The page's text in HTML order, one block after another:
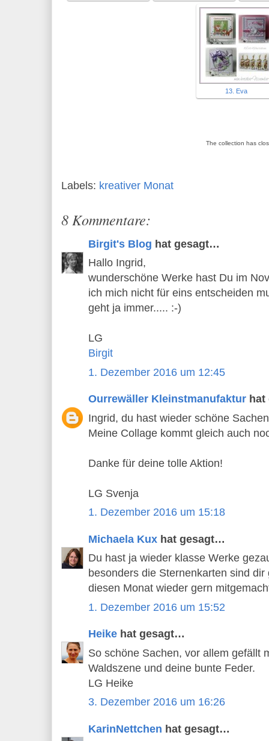
13. Eva
The collection has
Labels: kreativer Monat
8 Kommentare:
Birgit's Blog hat gesagt…
Hallo Ingrid,
wunderschöne Werke hast Du im
ich mich nicht für eins entscheiden
geht ja immer..... :-)
LG
Birgit
1. Dezember 2016 um 12:45
Ourrewäller Kleinstmanufaktur
Ingrid, du hast wieder schöne
Meine Collage kommt gleich auch
Danke für deine tolle Aktion!
LG Svenja
1. Dezember 2016 um 15:18
Michaela Kux hat gesagt…
Du hast ja wieder klasse Werke
besonders die Sternenkarten sind
diesen Monat wieder gern
1. Dezember 2016 um 15:52
Heike hat gesagt…
So schöne Sachen, vor allem gefällt
Waldszene und deine bunte Feder.
LG Heike
3. Dezember 2016 um 16:26
KarinNettchen hat gesagt…